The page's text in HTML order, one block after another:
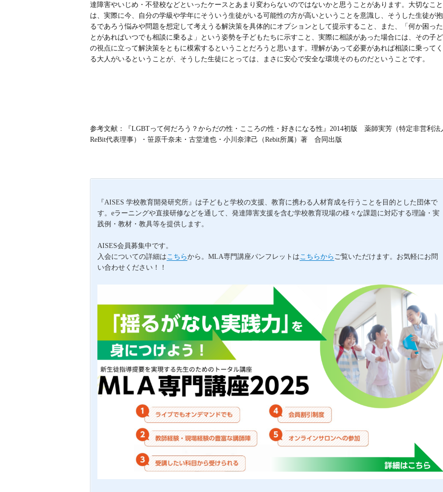
達障害やいじめ・不登校などといったケースとあまり変わらないのではないかと思うことがあります。大切なこと
は、実際に今、自分の学級や学年にそういう生徒がいる可能性の方が高いということを意識し、そうした生徒が
るであろう悩みや問題を想定して考えうる解決策を具体的にオプションとして提示すること、また、「何か困っ
とがあればいつでも相談に乗るよ」という姿勢を子どもたちに示すこと、実際に相談があった場合には、その子
の視点に立って解決策をともに模索するということだろうと思います。理解があって必要があれば相談に乗って
る大人がいるということが、そうした生徒にとっては、まさに安心で安全な環境そのものだということです。
参考文献：『LGBTって何だろう？からだの性・こころの性・好きになる性』2014初版 薬師実芳（特定非営利法
ReBit代表理事）・笹原千奈未・古堂達也・小川奈津己（Rebit所属）著 合同出版
『AISES 学校教育開発研究所』は子どもと学校の支援、教育に携わる人材育成を行うことを目的とした団体で
す。eラーニングや直接研修などを通して、発達障害支援を含む学校教育現場の様々な課題に対応する理論・実
践例・教材・教具等を提供します。
AISES会員募集中です。
入会についての詳細はこちらから。MLA専門講座パンフレットはこちらから ご覧いただけます。お気軽にお問
い合わせください！！